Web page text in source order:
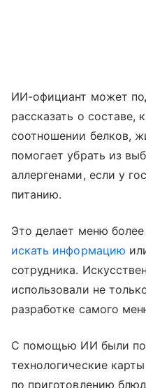
ИИ-официант может
рассказать о составе,
соотношении белков,
помогает убрать из
аллергенами, если у
питанию.
Это делает меню
искать информацию
сотрудника.
использовали не
разработке самого
С помощью ИИ были
технологические
по приготовлению